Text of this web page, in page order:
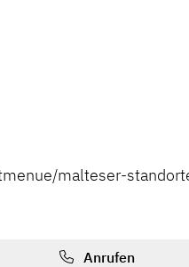
malteser-
Anrufen